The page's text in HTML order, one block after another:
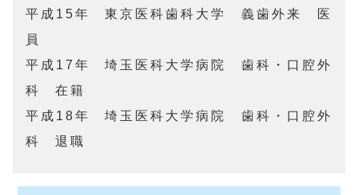
平成15年	東京医科歯科大学　義歯外来　医
員
平成17年	埼玉医科大学病院　歯科・口腔外
科　在籍
平成18年	埼玉医科大学病院　歯科・口腔外
科　退職